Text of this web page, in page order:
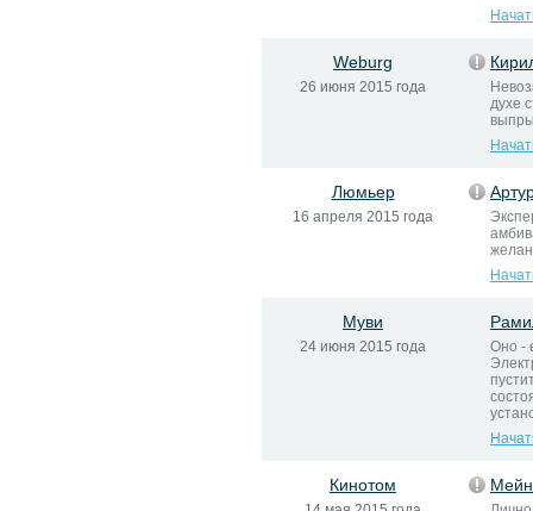
Weburg
26 июня 2015 года
духе
Люмьер
16 апреля 2015 года
Муви
24 июня 2015 года
Оно -
Кинотом